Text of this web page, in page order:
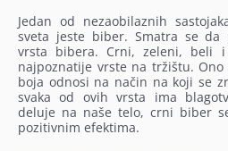
Jedan od nezaobilaznih
sveta jeste biber. Smatra se da
vrsta bibera. Crni, zeleni, beli
najpoznatije vrste na tržištu.
boja odnosi na način na koji se
svaka od ovih vrsta ima
deluje na naše telo, crni biber
pozitivnim efektima.